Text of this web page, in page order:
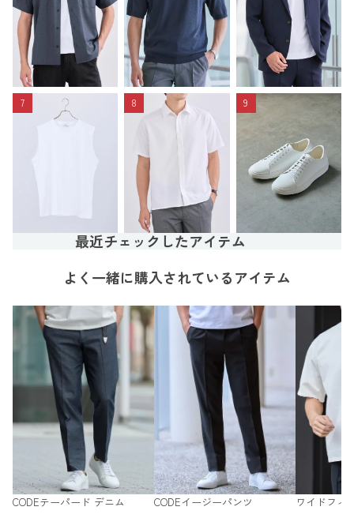
7 8 9
最近チェックしたアイテム
よく一緒に購入されているアイテム
CODEテーパード デニム
CODEイージーパンツ
ワイドフィ